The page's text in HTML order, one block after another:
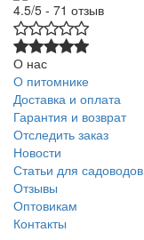
4.5/5 - 71 отзыв
О нас
О питомнике
Доставка и оплата
Гарантия и возврат
Отследить заказ
Новости
Статьи для садоводов
Отзывы
Оптовикам
Контакты